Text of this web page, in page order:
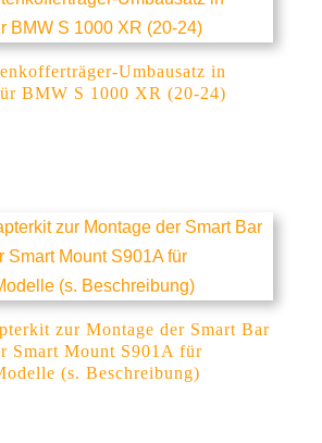
Umbausatz in
BMW S 1000 XR (20-24)
zur Montage der Smart Bar
Smart Mount S901A für
(s. Beschreibung)